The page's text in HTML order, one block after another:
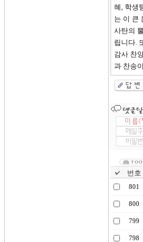
혜, 학생
는 이 큰
사탄의
립니다.
감사 찬
과 찬송
번호
801
800
799
798